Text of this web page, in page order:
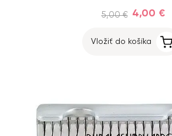
5,00 € 4,00 €
Vložiť do košíka